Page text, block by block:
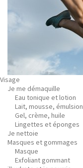
Visage
Je me démaquille
Eau tonique et lotion
Lait, mousse, émulsion
Gel, crème, huile
Lingettes et éponges
Je nettoie
Masques et gommages
Masque
Exfoliant gommant